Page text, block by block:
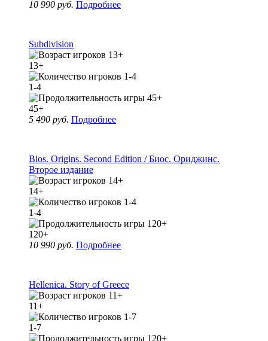
10 990 руб. Подробнее
Subdivision
13+
1-4
45+
5 490 руб. Подробнее
Bios. Origins. Second Edition / Биос. Ориджинс.
Второе издание
14+
1-4
120+
10 990 руб. Подробнее
Hellenica. Story of Greece
11+
1-7